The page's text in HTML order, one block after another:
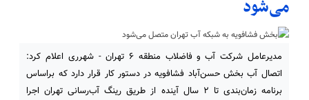
می‌شود
مدیرعامل شرکت آب و فاضلاب منطقه ۶ تهران - شهرری اعلام کرد:
اتصال آب بخش حسن‌آباد فشافویه در دستور کار قرار دارد که براساس
برنامه زمان‌بندی تا ۲ سال آینده از طریق رینگ آب‌رسانی تهران اجرا